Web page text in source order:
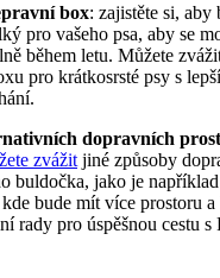
box: zajistěte si,
pro vašeho psa, aby se
během letu. Můžete
pro krátkosrsté psy s
dopravních
zvážit jiné způsoby
buldočka, jako je
bude mít více prostoru